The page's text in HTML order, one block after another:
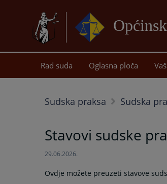
Rad suda Oglasna ploča
Sudska praksa Sudska
Stavovi sudske
29.06.2026.
Ovdje možete preuzeti stavove